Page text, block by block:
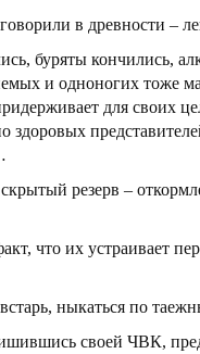
в древности –
буряты кончились,
и одноногих тоже
для своих
здоровых
резерв –
что их устраивает
ныкаться по
своей ЧВК,